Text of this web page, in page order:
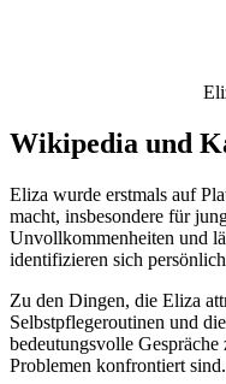
Wikipedia und
Eliza wurde erstmals auf
macht, insbesondere für
Unvollkommenheiten und
identifizieren sich
Zu den Dingen, die Eliza
Selbstpflegeroutinen und
bedeutungsvolle
Problemen konfrontiert